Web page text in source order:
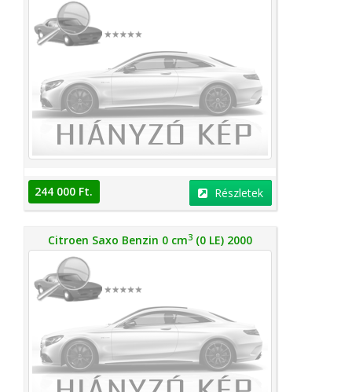
244 000 Ft. Részletek
Citroen Saxo Benzin 0 cm3 (0 LE) 2000